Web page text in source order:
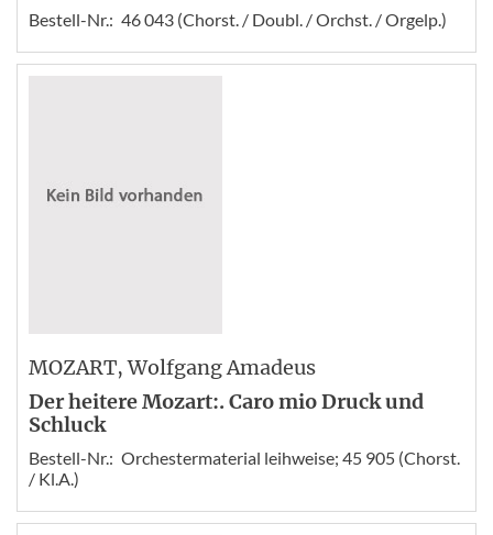
Bestell-Nr.: 46 043 (Chorst. / Doubl. / Orchst. / Orgelp.)
MOZART, Wolfgang Amadeus
Der heitere Mozart:. Caro mio Druck und
Schluck
Bestell-Nr.: Orchestermaterial leihweise; 45 905 (Chorst.
/ Kl.A.)